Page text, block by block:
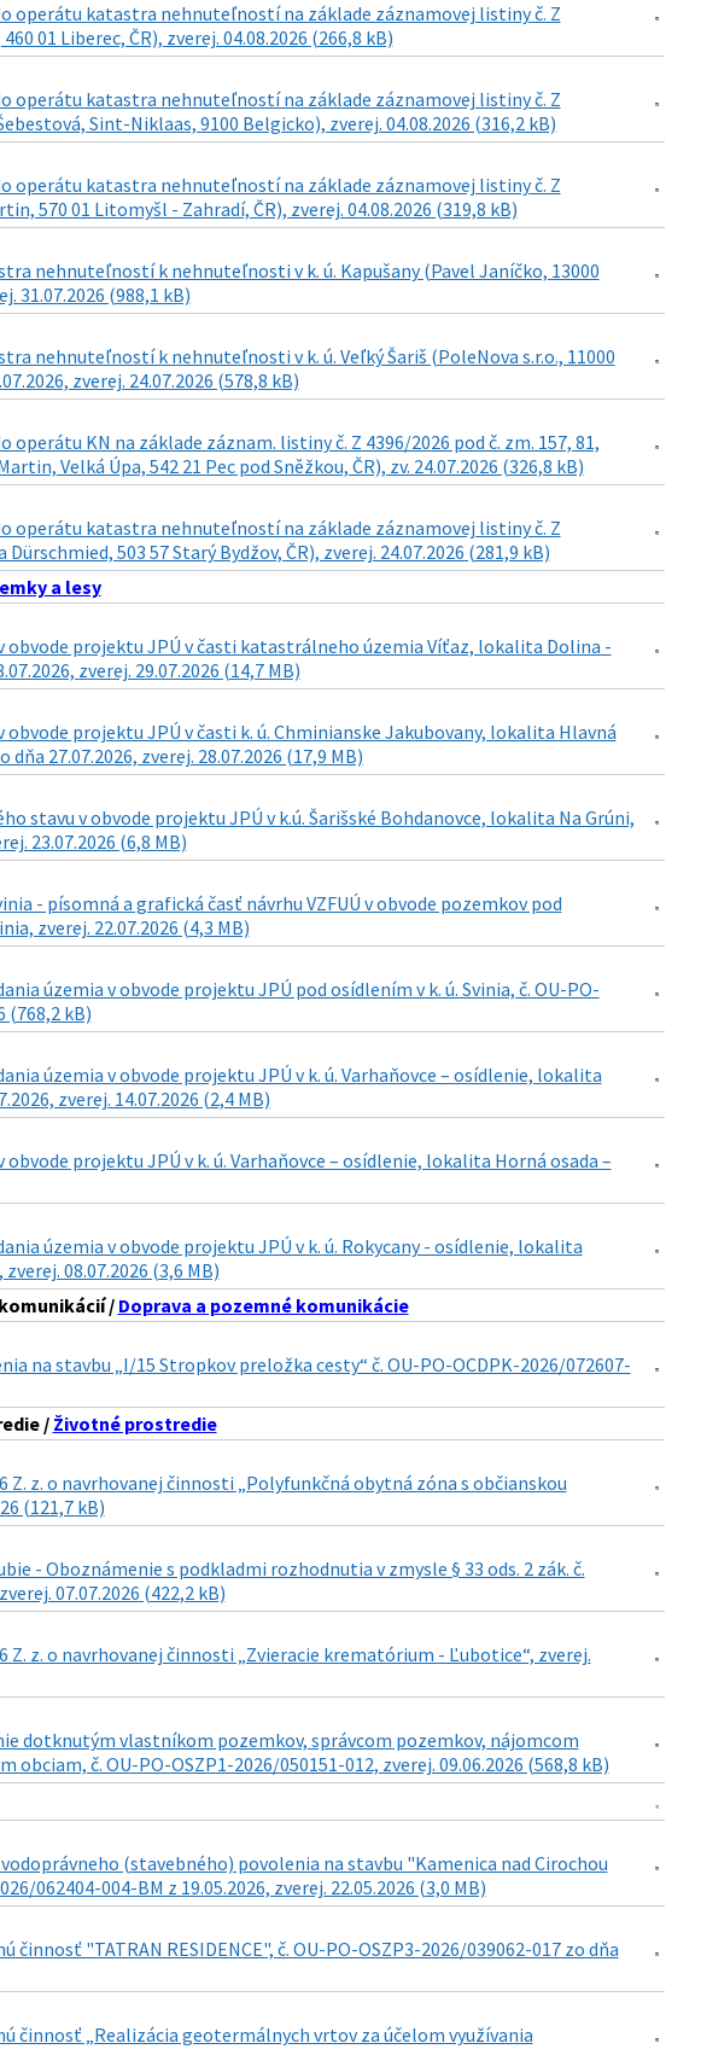
operátu katastra nehnuteľností na základe záznamovej listiny č. Z
01 Liberec, ČR), zverej. 04.08.2026 (266,8 kB)
operátu katastra nehnuteľností na základe záznamovej listiny č. Z
Sint-Niklaas, 9100 Belgicko), zverej. 04.08.2026 (316,2 kB)
operátu katastra nehnuteľností na základe záznamovej listiny č. Z
570 01 Litomyšl - Zahradí, ČR), zverej. 04.08.2026 (319,8 kB)
nehnuteľností k nehnuteľnosti v k. ú. Kapušany (Pavel Janíčko, 13000
31.07.2026 (988,1 kB)
nehnuteľností k nehnuteľnosti v k. ú. Veľký Šariš (PoleNova s.r.o., 11000
zverej. 24.07.2026 (578,8 kB)
KN na základe záznam. listiny č. Z 4396/2026 pod č. zm. 157, 81,
Velká Úpa, 542 21 Pec pod Sněžkou, ČR), zv. 24.07.2026 (326,8 kB)
operátu katastra nehnuteľností na základe záznamovej listiny č. Z
503 57 Starý Bydžov, ČR), zverej. 24.07.2026 (281,9 kB)
a lesy
obvode projektu JPÚ v časti katastrálneho územia Víťaz, lokalita Dolina -
zverej. 29.07.2026 (14,7 MB)
projektu JPÚ v časti k. ú. Chminianske Jakubovany, lokalita Hlavná
27.07.2026, zverej. 28.07.2026 (17,9 MB)
stavu v obvode projektu JPÚ v k.ú. Šarišské Bohdanovce, lokalita Na Grúni,
23.07.2026 (6,8 MB)
- písomná a grafická časť návrhu VZFUÚ v obvode pozemkov pod
zverej. 22.07.2026 (4,3 MB)
územia v obvode projektu JPÚ pod osídlením v k. ú. Svinia, č. OU-PO-
(768,2 kB)
územia v obvode projektu JPÚ v k. ú. Varhaňovce – osídlenie, lokalita
zverej. 14.07.2026 (2,4 MB)
projektu JPÚ v k. ú. Varhaňovce – osídlenie, lokalita Horná osada –
územia v obvode projektu JPÚ v k. ú. Rokycany - osídlenie, lokalita
08.07.2026 (3,6 MB)
/ Doprava a pozemné komunikácie
na stavbu „I/15 Stropkov preložka cesty“ č. OU-PO-OCDPK-2026/072607-
/ Životné prostredie
Z. z. o navrhovanej činnosti „Polyfunkčná obytná zóna s občianskou
(121,7 kB)
- Oboznámenie s podkladmi rozhodnutia v zmysle § 33 ods. 2 zák. č.
07.07.2026 (422,2 kB)
Z. z. o navrhovanej činnosti „Zvieracie krematórium - Ľubotice“, zverej.
dotknutým vlastníkom pozemkov, správcom pozemkov, nájomcom
č. OU-PO-OSZP1-2026/050151-012, zverej. 09.06.2026 (568,8 kB)
(stavebného) povolenia na stavbu "Kamenica nad Cirochou
062404-004-BM z 19.05.2026, zverej. 22.05.2026 (3,0 MB)
"TATRAN RESIDENCE", č. OU-PO-OSZP3-2026/039062-017 zo dňa
činnosť „Realizácia geotermálnych vrtov za účelom využívania